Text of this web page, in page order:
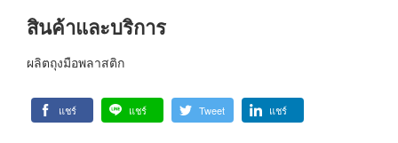
สินค้าและบริการ
ผลิตถุงมือพลาสติก
แชร์ แชร์ Tweet แชร์